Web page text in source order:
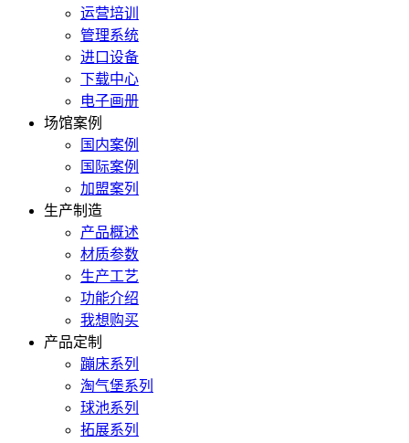
运营培训
管理系统
进口设备
下载中心
电子画册
场馆案例
国内案例
国际案例
加盟案列
生产制造
产品概述
材质参数
生产工艺
功能介绍
我想购买
产品定制
蹦床系列
淘气堡系列
球池系列
拓展系列